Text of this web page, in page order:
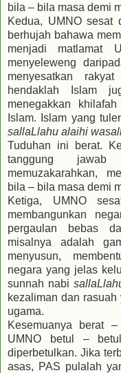
bila – bila masa demi
Kedua, UMNO sesat
berhujah bahawa
menjadi matlamat
menyeleweng
menyesatkan
hendaklah Islam
menegakkan
Islam. Islam yang
sallaLlahu alaihi
Tuduhan ini berat.
tanggung jawab
memuzakarahkan,
bila – bila masa demi
Ketiga, UMNO
membangunkan
pergaulan bebas
misalnya adalah
menyusun,
negara yang jelas
sunnah nabi
kezaliman dan
ugama.
Kesemuanya berat
UMNO betul –
diperbetulkan. Jika
asas, PAS pulalah